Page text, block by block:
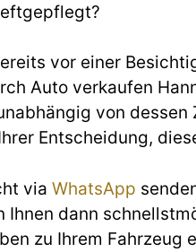
vor einer
Auto verkaufen
von
Entscheidung,
via WhatsApp
Ihnen dann
zu Ihrem Fahrzeug